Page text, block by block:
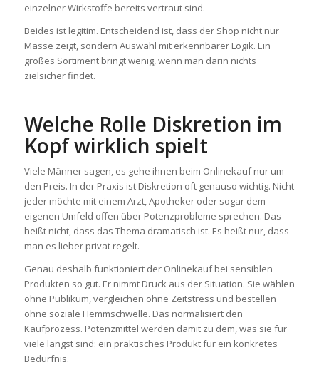
einzelner Wirkstoffe bereits vertraut sind.
Beides ist legitim. Entscheidend ist, dass der Shop nicht nur
Masse zeigt, sondern Auswahl mit erkennbarer Logik. Ein
großes Sortiment bringt wenig, wenn man darin nichts
zielsicher findet.
Welche Rolle Diskretion im
Kopf wirklich spielt
Viele Männer sagen, es gehe ihnen beim Onlinekauf nur um
den Preis. In der Praxis ist Diskretion oft genauso wichtig. Nicht
jeder möchte mit einem Arzt, Apotheker oder sogar dem
eigenen Umfeld offen über Potenzprobleme sprechen. Das
heißt nicht, dass das Thema dramatisch ist. Es heißt nur, dass
man es lieber privat regelt.
Genau deshalb funktioniert der Onlinekauf bei sensiblen
Produkten so gut. Er nimmt Druck aus der Situation. Sie wählen
ohne Publikum, vergleichen ohne Zeitstress und bestellen
ohne soziale Hemmschwelle. Das normalisiert den
Kaufprozess. Potenzmittel werden damit zu dem, was sie für
viele längst sind: ein praktisches Produkt für ein konkretes
Bedürfnis.